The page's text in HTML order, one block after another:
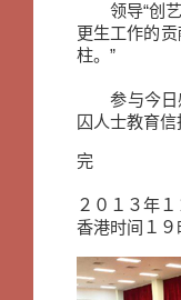
领导“创艺
更生工作的
柱。”
参与今日感
囚人士教育
完
２０１３年１
香港时间１９